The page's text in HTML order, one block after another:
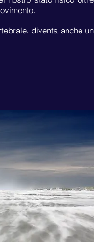
diventa anche un